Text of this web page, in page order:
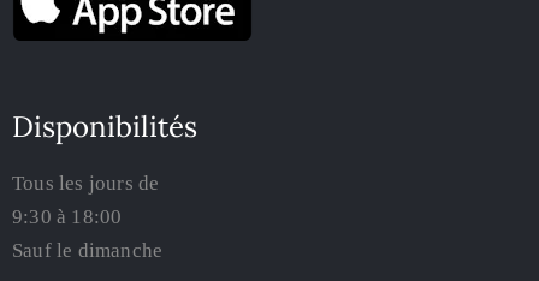
Disponibilités
Tous les jours de
9:30 à 18:00
Sauf le dimanche